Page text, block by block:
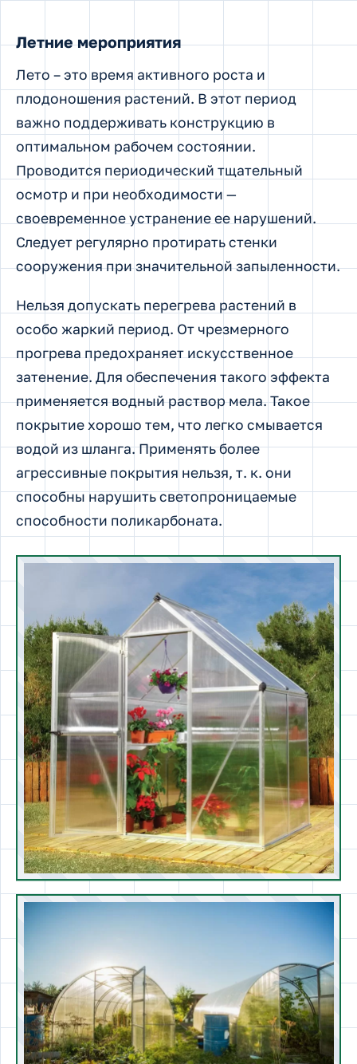
Летние мероприятия
Лето – это время активного роста и
плодоношения растений. В этот период
важно поддерживать конструкцию в
оптимальном рабочем состоянии.
Проводится периодический тщательный
осмотр и при необходимости —
своевременное устранение ее нарушений.
Следует регулярно протирать стенки
сооружения при значительной запыленности.
Нельзя допускать перегрева растений в
особо жаркий период. От чрезмерного
прогрева предохраняет искусственное
затенение. Для обеспечения такого эффекта
применяется водный раствор мела. Такое
покрытие хорошо тем, что легко смывается
водой из шланга. Применять более
агрессивные покрытия нельзя, т. к. они
способны нарушить светопроницаемые
способности поликарбоната.